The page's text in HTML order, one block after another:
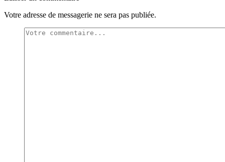
Votre adresse de messagerie ne sera pas publiée.